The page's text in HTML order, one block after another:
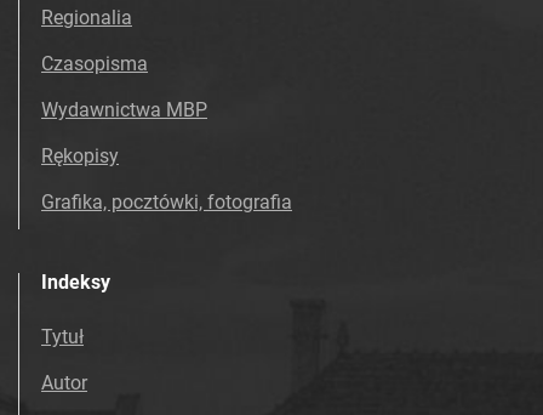
Regionalia
Czasopisma
Wydawnictwa MBP
Rękopisy
Grafika, pocztówki, fotografia
Indeksy
Tytuł
Autor